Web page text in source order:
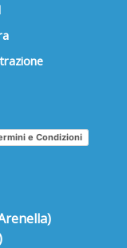
e Condizioni